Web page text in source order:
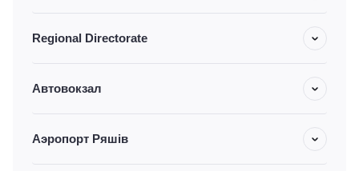
Regional Directorate
Автовокзал
Аэропорт Ряшів